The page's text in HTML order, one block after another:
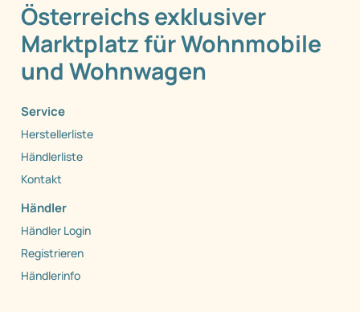
Österreichs exklusiver
Marktplatz für Wohnmobile
und Wohnwagen
Service
Herstellerliste
Händlerliste
Kontakt
Händler
Händler Login
Registrieren
Händlerinfo